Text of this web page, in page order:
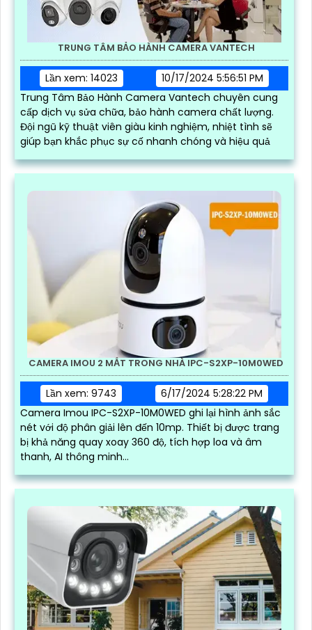
TRUNG TÂM BẢO HÀNH CAMERA VANTECH
Lần xem: 14023
10/17/2024 5:56:51 PM
Trung Tâm Bảo Hành Camera Vantech chuyên cung
cấp dịch vụ sửa chữa, bảo hành camera chất lượng.
Đội ngũ kỹ thuật viên giàu kinh nghiệm, nhiệt tình sẽ
giúp bạn khắc phục sự cố nhanh chóng và hiệu quả
CAMERA IMOU 2 MẮT TRONG NHÀ IPC-S2XP-10M0WED
Lần xem: 9743
6/17/2024 5:28:22 PM
Camera Imou IPC-S2XP-10M0WED ghi lại hình ảnh sắc
nét với độ phân giải lên đến 10mp. Thiết bị được trang
bị khả năng quay xoay 360 độ, tích hợp loa và âm
thanh, AI thông minh...